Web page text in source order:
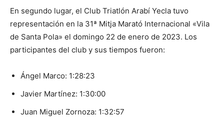
En segundo lugar, el Club Triatlón Arabí Yecla tuvo
representación en la 31ª Mitja Marató Internacional «Vila
de Santa Pola» el domingo 22 de enero de 2023. Los
participantes del club y sus tiempos fueron:
Ángel Marco: 1:28:23
Javier Martínez: 1:30:00
Juan Miguel Zornoza: 1:32:57